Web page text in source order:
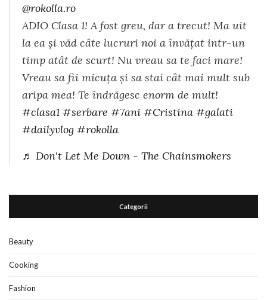
@rokolla.ro
ADIO Clasa 1! A fost greu, dar a trecut! Ma uit
la ea și văd câte lucruri noi a învățat intr-un
timp atât de scurt! Nu vreau sa te faci mare!
Vreau sa fii micuța și sa stai cât mai mult sub
aripa mea! Te îndrăgesc enorm de mult!
#clasa1 #serbare #7ani #Cristina #galati
#dailyvlog #rokolla
♬ Don't Let Me Down - The Chainsmokers
Categorii
Beauty
Cooking
Fashion